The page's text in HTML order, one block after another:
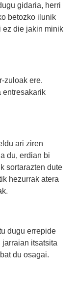
gidaria, herri
betozko ilunik
ez die jakin minik
zuloak ere.
entresakarik
ari ziren
du, erdian bi
sortarazten dute
hezurrak atera
dugu errepide
jarraian itsatsita
du osagai.